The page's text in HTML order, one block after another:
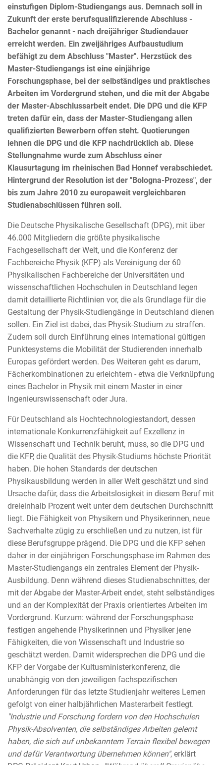
einstufigen Diplom-Studiengangs aus. Demnach soll in
Zukunft der erste berufsqualifizierende Abschluss -
Bachelor genannt - nach dreijähriger Studiendauer
erreicht werden. Ein zweijähriges Aufbaustudium
befähigt zu dem Abschluss "Master". Herzstück des
Master-Studiengangs ist eine einjährige
Forschungsphase, bei der selbständiges und praktisches
Arbeiten im Vordergrund stehen, und die mit der Abgabe
der Master-Abschlussarbeit endet. Die DPG und die KFP
treten dafür ein, dass der Master-Studiengang allen
qualifizierten Bewerbern offen steht. Quotierungen
lehnen die DPG und die KFP nachdrücklich ab. Diese
Stellungnahme wurde zum Abschluss einer
Klausurtagung im rheinischen Bad Honnef verabschiedet.
Hintergrund der Resolution ist der "Bologna-Prozess", der
bis zum Jahre 2010 zu europaweit vergleichbaren
Studienabschlüssen führen soll.
Die Deutsche Physikalische Gesellschaft (DPG), mit über
46.000 Mitgliedern die größte physikalische
Fachgesellschaft der Welt, und die Konferenz der
Fachbereiche Physik (KFP) als Vereinigung der 60
Physikalischen Fachbereiche der Universitäten und
wissenschaftlichen Hochschulen in Deutschland legen
damit detaillierte Richtlinien vor, die als Grundlage für die
Gestaltung der Physik-Studiengänge in Deutschland dienen
sollen. Ein Ziel ist dabei, das Physik-Studium zu straffen.
Zudem soll durch Einführung eines international gültigen
Punktesystems die Mobilität der Studierenden innerhalb
Europas gefördert werden. Des Weiteren geht es darum,
Fächerkombinationen zu erleichtern - etwa die Verknüpfung
eines Bachelor in Physik mit einem Master in einer
Ingenieurswissenschaft oder Jura.
Für Deutschland als Hochtechnologiestandort, dessen
internationale Konkurrenzfähigkeit auf Exzellenz in
Wissenschaft und Technik beruht, muss, so die DPG und
die KFP, die Qualität des Physik-Studiums höchste Priorität
haben. Die hohen Standards der deutschen
Physikausbildung werden in aller Welt geschätzt und sind
Ursache dafür, dass die Arbeitslosigkeit in diesem Beruf mit
dreieinhalb Prozent weit unter dem deutschen Durchschnitt
liegt. Die Fähigkeit von Physikern und Physikerinnen, neue
Sachverhalte zügig zu erschließen und zu nutzen, ist für
diese Berufsgruppe prägend. Die DPG und die KFP sehen
daher in der einjährigen Forschungsphase im Rahmen des
Master-Studiengangs ein zentrales Element der Physik-
Ausbildung. Denn während dieses Studienabschnittes, der
mit der Abgabe der Master-Arbeit endet, steht selbständiges
und an der Komplexität der Praxis orientiertes Arbeiten im
Vordergrund. Kurzum: während der Forschungsphase
festigen angehende Physikerinnen und Physiker jene
Fähigkeiten, die von Wissenschaft und Industrie so
geschätzt werden. Damit widersprechen die DPG und die
KFP der Vorgabe der Kultusministerkonferenz, die
unabhängig von den jeweiligen fachspezifischen
Anforderungen für das letzte Studienjahr weiteres Lernen
gefolgt von einer halbjährlichen Masterarbeit festlegt.
"Industrie und Forschung fordern von den Hochschulen
Physik-Absolventen, die selbständiges Arbeiten gelernt
haben, die sich auf unbekanntem Terrain flexibel bewegen
und dafür Verantwortung übernehmen können", erklärt